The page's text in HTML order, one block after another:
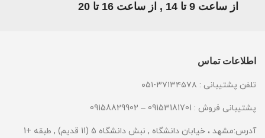
از ساعت 9 تا 14 , از ساعت 16 تا 20
اطلاعات تماس
تلفن پشتیبانی : ۳۷۱۳۴۵۷۸-۰۵۱
پشتیبانی فروش : 09153181701 – 09158829902
آدرس:مشهد ، خیابان دانشگاه , نبش دانشگاه 5 (11 قدیم) , طبقه +1